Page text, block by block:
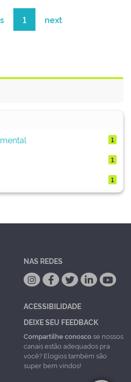
1 next
1
1
1
NAS REDES
ACESSIBILIDADE
DEIXE SEU FEEDBACK
Compartilhe conoscose nossos
canais estão adequados pra
você? Elogios também são
super bem vindos!